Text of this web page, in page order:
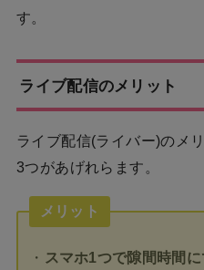
す。
ライブ配信のメリット
ライブ配信(ライバー)のメ
3つがあげれらます。
メリット
・ スマホ1つで隙間時間に